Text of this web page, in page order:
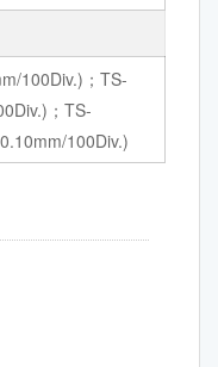
100Div.)；TS-
；TS-
100Div.)